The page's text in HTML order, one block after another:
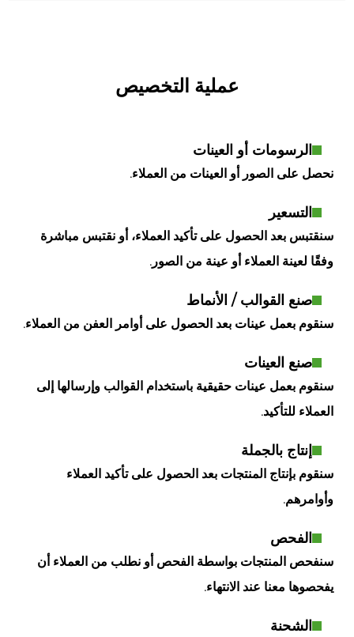
عملية التخصيص
الرسومات أو العينات
نحصل على الصور أو العينات من العملاء.
التسعير
سنقتبس بعد الحصول على تأكيد العملاء، أو نقتبس مباشرة
وفقًا لعينة العملاء أو عينة من الصور.
صنع القوالب / الأنماط
سنقوم بعمل عينات بعد الحصول على أوامر العفن من العملاء.
صنع العينات
سنقوم بعمل عينات حقيقية باستخدام القوالب وإرسالها إلى
العملاء للتأكيد.
إنتاج بالجملة
سنقوم بإنتاج المنتجات بعد الحصول على تأكيد العملاء
وأوامرهم.
الفحص
سنفحص المنتجات بواسطة الفحص أو نطلب من العملاء أن
يفحصوها معنا عند الانتهاء.
الشحنة